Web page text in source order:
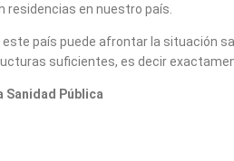
residencias en nuestro país.
país puede afrontar la situación
suficientes, es decir
Sanidad Pública